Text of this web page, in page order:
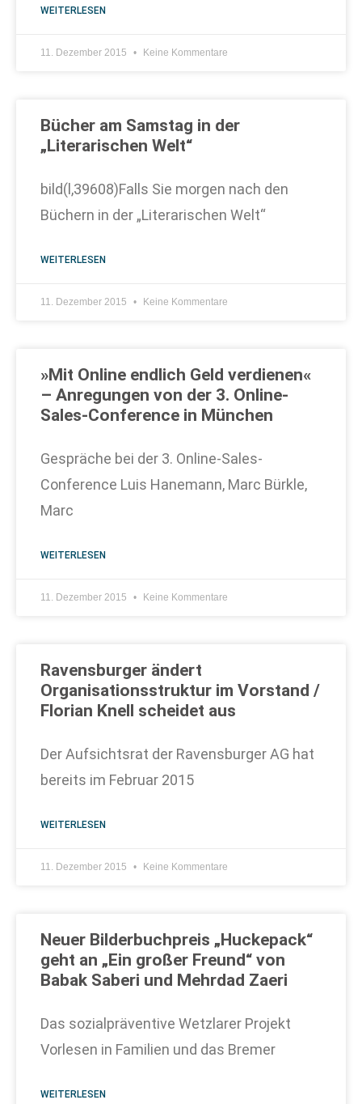
WEITERLESEN
11. Dezember 2015 Keine Kommentare
Bücher am Samstag in der
„Literarischen Welt“
bild(l,39608)Falls Sie morgen nach den
Büchern in der „Literarischen Welt“
WEITERLESEN
11. Dezember 2015 Keine Kommentare
»Mit Online endlich Geld verdienen«
– Anregungen von der 3. Online-
Sales-Conference in München
Gespräche bei der 3. Online-Sales-
Conference Luis Hanemann, Marc Bürkle,
Marc
WEITERLESEN
11. Dezember 2015 Keine Kommentare
Ravensburger ändert
Organisationsstruktur im Vorstand /
Florian Knell scheidet aus
Der Aufsichtsrat der Ravensburger AG hat
bereits im Februar 2015
WEITERLESEN
11. Dezember 2015 Keine Kommentare
Neuer Bilderbuchpreis „Huckepack“
geht an „Ein großer Freund“ von
Babak Saberi und Mehrdad Zaeri
Das sozialpräventive Wetzlarer Projekt
Vorlesen in Familien und das Bremer
WEITERLESEN